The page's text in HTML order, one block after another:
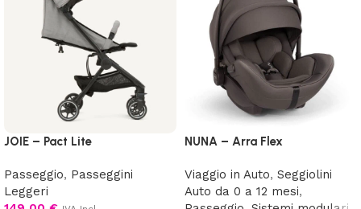
JOIE – Pact Lite
Passeggio, Passeggini
Leggeri
NUNA – Arra Flex
Viaggio in Auto, Seggiolini
Auto da 0 a 12 mesi,